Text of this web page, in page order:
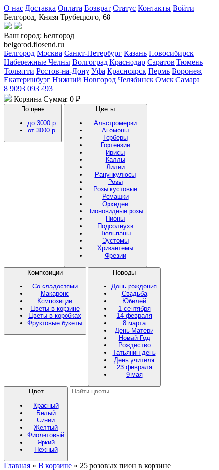
О нас Доставка Оплата Возврат Статус Контакты Войти
Белгород, Князя Трубецкого, 68
Ваш город: Белгород
belgorod.flosend.ru
Белгород Москва Санкт-Петербург Казань Новосибирск
Набережные Челны Волгоград Краснодар Саратов Тюмень
Тольятти Ростов-на-Дону Уфа Красноярск Пермь Воронеж
Екатеринбург Нижний Новгород Челябинск Омск Самара
8 9093 093 493
Корзина Сумма: 0 ₽
По цене
до 3000 р.
от 3000 р.
Цветы
Альстромерии
Анемоны
Герберы
Гортензии
Ирисы
Каллы
Лилии
Ранункулюсы
Розы
Розы кустовые
Ромашки
Орхидеи
Пионовидные розы
Пионы
Подсолнухи
Тюльпаны
Эустомы
Хризантемы
Фрезии
Композиции
Со сладостями
Макаронс
Композиции
Цветы в корзине
Цветы в коробках
Фруктовые букеты
Поводы
День рождения
Свадьба
Юбилей
1 сентября
14 февраля
8 марта
День Матери
Новый Год
Рождество
Татьянин день
День учителя
23 февраля
9 мая
Цвет
Красный
Белый
Синий
Желтый
Фиолетовый
Яркий
Нежный
Главная » В корзине » 25 розовых пион в корзине